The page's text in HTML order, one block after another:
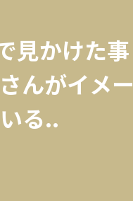
見かけた事
んがイメー
る..